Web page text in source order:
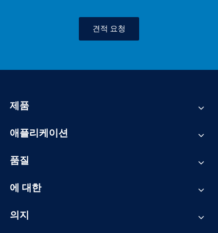
견적 요청
제품
애플리케이션
품질
에 대한
의지